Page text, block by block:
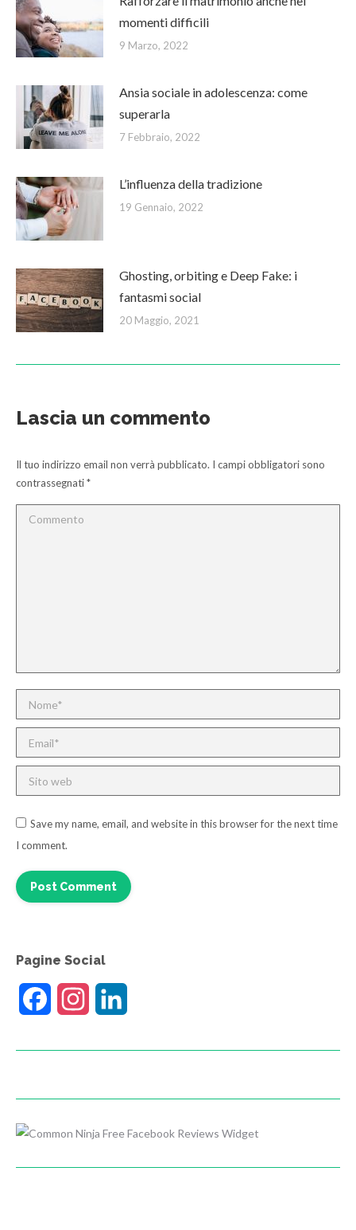
momenti difficili
9 Marzo, 2022
Ansia sociale in adolescenza: come
superarla
7 Febbraio, 2022
L’influenza della tradizione
19 Gennaio, 2022
Ghosting, orbiting e Deep Fake: i
fantasmi social
20 Maggio, 2021
Lascia un commento
Il tuo indirizzo email non verrà pubblicato. I campi obbligatori sono
contrassegnati*
Commento
Nome *
Email *
Sito web
Save my name, email, and website in this browser for the next time
I comment.
Post Comment
Pagine Social
FacebookInstagram
Free Facebook Reviews Widget